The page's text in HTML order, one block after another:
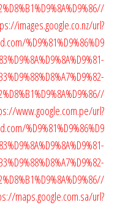
images.google.co.nz/url?
%D9%81%D9%86%D9
www.google.com.pe/url?
%D9%81%D9%86%D9
maps.google.com.sa/url?